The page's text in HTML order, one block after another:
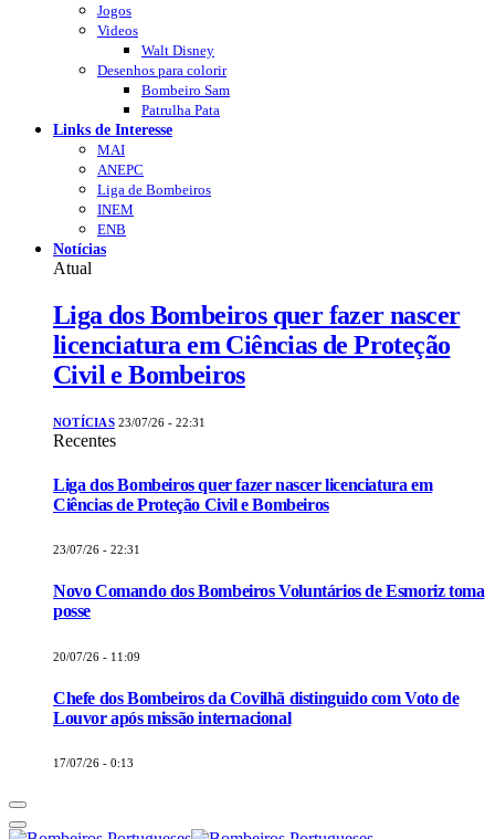
Jogos
Videos
Walt Disney
Desenhos para colorir
Bombeiro Sam
Patrulha Pata
Links de Interesse
MAI
ANEPC
Liga de Bombeiros
INEM
ENB
Notícias
Atual
Liga dos Bombeiros quer fazer nascer
licenciatura em Ciências de Proteção
Civil e Bombeiros
NOTÍCIAS 23/07/26 - 22:31
Recentes
Liga dos Bombeiros quer fazer nascer licenciatura em
Ciências de Proteção Civil e Bombeiros
23/07/26 - 22:31
Novo Comando dos Bombeiros Voluntários de Esmoriz toma
posse
20/07/26 - 11:09
Chefe dos Bombeiros da Covilhã distinguido com Voto de
Louvor após missão internacional
17/07/26 - 0:13